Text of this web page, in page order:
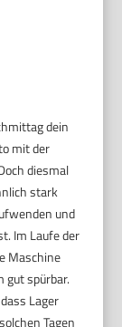
dein
mit der
diesmal
stark
und
Im Laufe der
Maschine
gut spürbar.
Lager
Tagen